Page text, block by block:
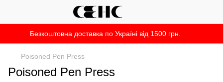
Безкоштовна доставка по Україні від 1500 грн.
Poisoned Pen Press
Poisoned Pen Press